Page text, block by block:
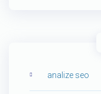
analize seo